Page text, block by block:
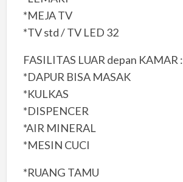
*MEJA TV
*TV std / TV LED 32
FASILITAS LUAR depan KAMAR :
*DAPUR BISA MASAK
*KULKAS
*DISPENCER
*AIR MINERAL
*MESIN CUCI
*RUANG TAMU